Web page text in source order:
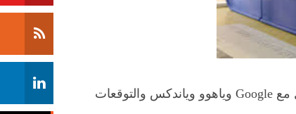
يعمل هذا التطبيق البسيط مع صناديق البريد المختلفة ويدعم العمل مع Google وياهوو وياندكس والتوقعات